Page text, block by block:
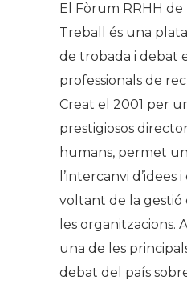
El Fòrum RRHH de
Treball és una
de trobada i debat
professionals de
Creat el 2001 per
prestigiosos
humans, permet
l’intercanvi d’idees
voltant de la gestió
les organitzacions.
una de les
debat del país